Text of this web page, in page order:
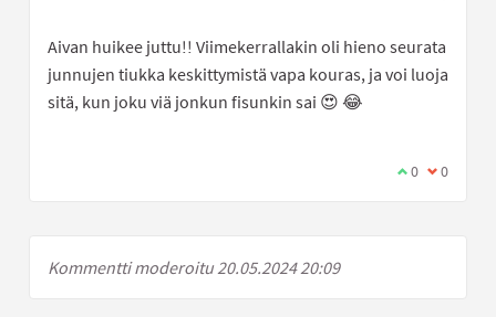
Aivan huikee juttu!! Viimekerrallakin oli hieno seurata
junnujen tiukka keskittymistä vapa kouras, ja voi luoja
sitä, kun joku viä jonkun fisunkin sai 😍 😂
Olen samaa
0 Olen eri
0
Kommentti moderoitu 20.05.2024 20:09